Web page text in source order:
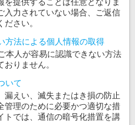
提供することは任意となりま
入力されていない場合、ご返信
さい。
方法による個人情報の取得
本人が容易に認識できない方法
りません。
いて
漏えい、滅失またはき損の防止
管理のために必要かつ適切な措
トでは、通信の暗号化措置を講